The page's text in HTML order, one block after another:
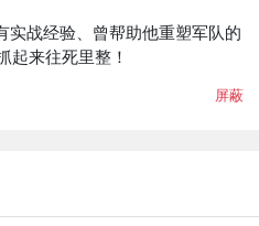
实战经验、曾帮助他重塑军队的
起来往死里整！
屏蔽